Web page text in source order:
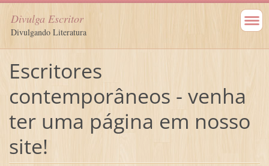
Divulga Escritor
Divulgando Literatura
Escritores
contemporâneos - venha
ter uma página em nosso
site!